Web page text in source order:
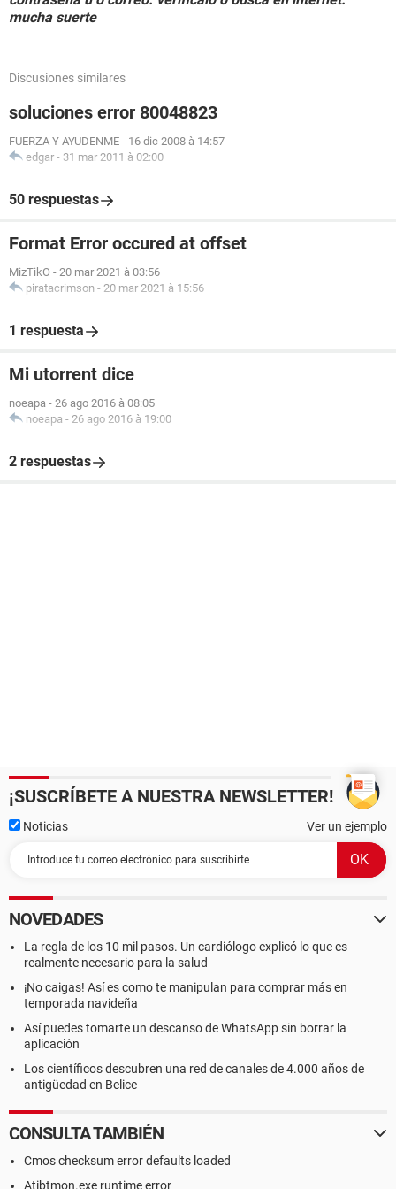
mucha suerte
Discusiones similares
soluciones error 80048823
FUERZA Y AYUDENME - 16 dic 2008 à 14:57
edgar - 31 mar 2011 à 02:00
50 respuestas
Format Error occured at offset
MizTikO - 20 mar 2021 à 03:56
piratacrimson - 20 mar 2021 à 15:56
1 respuesta
Mi utorrent dice
noeapa - 26 ago 2016 à 08:05
noeapa - 26 ago 2016 à 19:00
2 respuestas
¡SUSCRÍBETE A NUESTRA NEWSLETTER!
Noticias Ver un ejemplo
NOVEDADES
La regla de los 10 mil pasos. Un cardiólogo explicó lo que es
realmente necesario para la salud
¡No caigas! Así es como te manipulan para comprar más en
temporada navideña
Así puedes tomarte un descanso de WhatsApp sin borrar la
aplicación
Los científicos descubren una red de canales de 4.000 años de
antigüedad en Belice
CONSULTA TAMBIÉN
Cmos checksum error defaults loaded
Atibtmon.exe runtime error